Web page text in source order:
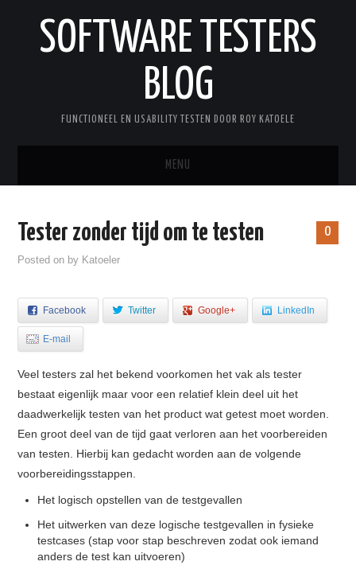
SOFTWARE TESTERS
BLOG
FUNCTIONEEL EN USABILITY TESTEN DOOR ROY KATOELE
MENU
0
Tester zonder tijd om te testen
Posted on by Katoeler
Facebook Twitter Google+ LinkedIn
E-mail
Veel testers zal het bekend voorkomen het vak als tester
bestaat eigenlijk maar voor een relatief klein deel uit het
daadwerkelijk testen van het product wat getest moet worden.
Een groot deel van de tijd gaat verloren aan het voorbereiden
van testen. Hierbij kan gedacht worden aan de volgende
voorbereidingsstappen.
Het logisch opstellen van de testgevallen
Het uitwerken van deze logische testgevallen in fysieke
testcases (stap voor stap beschreven zodat ook iemand
anders de test kan uitvoeren)